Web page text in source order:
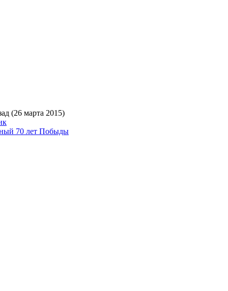
(26 марта 2015)
70 лет Побыды